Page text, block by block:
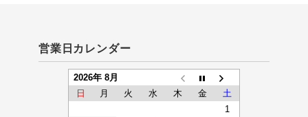
営業日カレンダー
2026年 8月
日
月 火 水 木 金
土
1